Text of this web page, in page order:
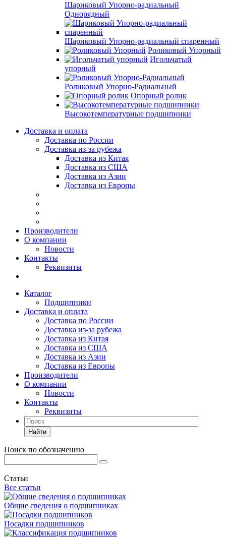
Шариковый Упорно-радиальный
Однорядный
Шариковый Упорно-радиальный спаренный
Роликовый Упорный
Игольчатый
упорный
Роликовый Упорно-Радиальный
Опорный ролик
Высокотемпературные подшипники
Доставка и оплата
Доставка по России
Доставка из-за рубежа
Доставка из Китая
Доставка из США
Доставка из Азии
Доставка из Европы
Производители
О компании
Новости
Контакты
Реквизиты
Каталог
Подшипники
Доставка и оплата
Доставка по России
Доставка из-за рубежа
Доставка из Китая
Доставка из США
Доставка из Азии
Доставка из Европы
Производители
О компании
Новости
Контакты
Реквизиты
Найти
Поиск по обозначению
Статьи
Все статьи
Общие сведения о подшипниках
Посадки подшипников